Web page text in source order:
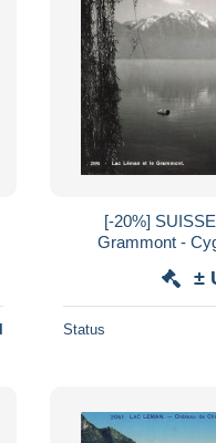
[-20%]
Grammont -
±
Status